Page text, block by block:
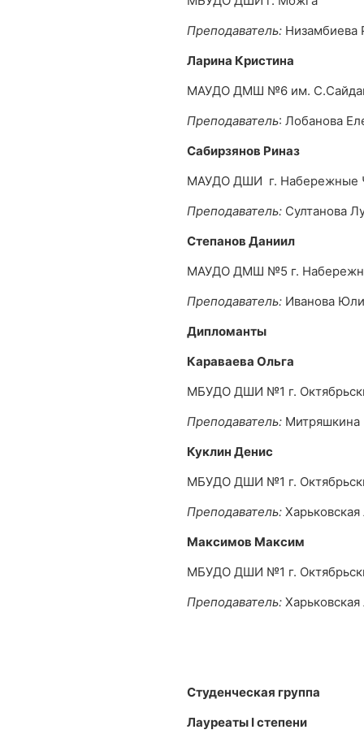
Преподаватель: Низамбиева
Ларина Кристина
МАУДО ДМШ №6 им.
Преподаватель: Лобанова
Сабирзянов Риназ
МАУДО ДШИ г. Набережные
Преподаватель: Султанова
Степанов Даниил
МАУДО ДМШ №5 г.
Преподаватель: Иванова
Дипломанты
Караваева Ольга
МБУДО ДШИ №1 г.
Преподаватель: Митряшкина
Куклин Денис
МБУДО ДШИ №1 г.
Преподаватель:
Максимов Максим
МБУДО ДШИ №1 г.
Преподаватель:
Студенческая группа
Лауреаты Iстепени